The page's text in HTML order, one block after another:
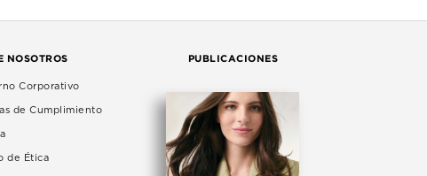
NOSOTROS
Corporativo
de Cumplimiento
de Ética
PUBLICACIONES